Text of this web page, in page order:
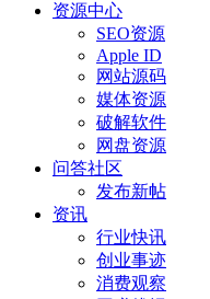
资源中心
SEO资源
Apple ID
网站源码
媒体资源
破解软件
网盘资源
问答社区
发布新帖
资讯
行业快讯
创业事迹
消费观察